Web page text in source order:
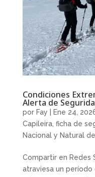
Condiciones
Alerta de
por Fay Ene 24,
Capileira, ficha de
Nacional y Natural
Compartir en Redes
atraviesa un